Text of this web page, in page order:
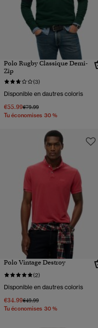
Polo Rugby Classique Demi-
Zip
(3)
Disponible en dautres coloris
€55.99Prix réduit de
€79.99à
Tu économises 30 %
Polo Vintage Destroy
(2)
Disponible en dautres coloris
€34.99Prix réduit de
€49.99à
Tu économises 30 %